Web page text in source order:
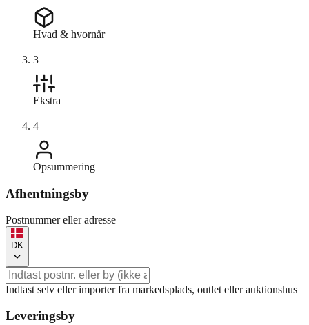
Hvad & hvornår
3
Ekstra
4
Opsummering
Afhentningsby
Postnummer eller adresse
DK
Indtast selv eller importer fra markedsplads, outlet eller auktionshus
Leveringsby